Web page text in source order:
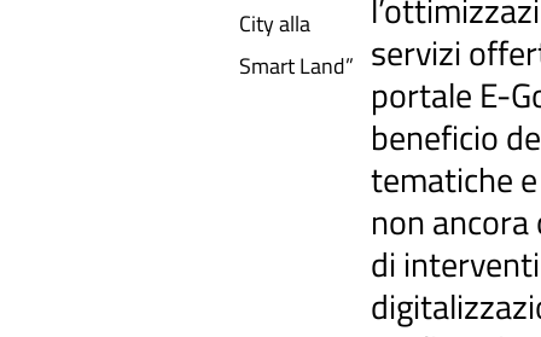
City alla
Smart Land” servizi
portale E-
beneficio
tematiche
non
di